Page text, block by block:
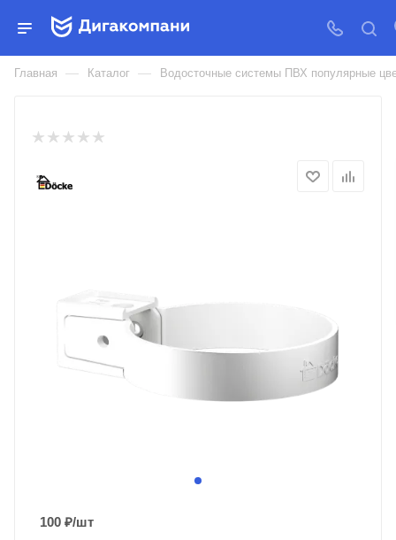
ХОМУТ ДЛЯ ВОДОСТОЧНОЙ
ТРУБЫ PREMIUM DÖCKE
Главная — Каталог — Водосточные системы ПВХ популярные
100 ₽/шт